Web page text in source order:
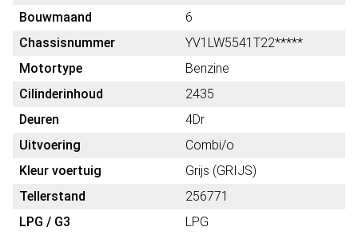
Bouwmaand
6
Chassisnummer
YV1LW5541T22*****
Motortype
Benzine
Cilinderinhoud
2435
Deuren
4Dr
Uitvoering
Combi/o
Kleur voertuig
Grijs (GRIJS)
Tellerstand
256771
LPG / G3
LPG